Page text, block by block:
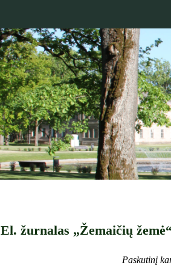
El. žurnalas „Žemaičių
Paskutinį